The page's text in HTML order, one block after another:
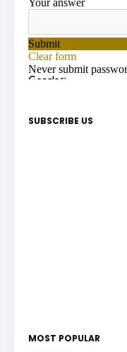
SUBSCRIBE US
MOST POPULAR